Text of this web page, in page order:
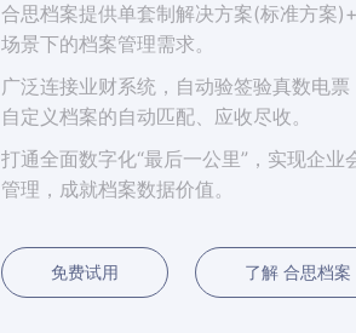
合思档案提供单套制解决方案(标准方案
场景下的档案管理需求。
广泛连接业财系统，自动验签验真数电
自定义档案的自动匹配、应收尽收。
打通全面数字化“最后一公里”，实现企
管理，成就档案数据价值。
免费试用 了解 合思档案